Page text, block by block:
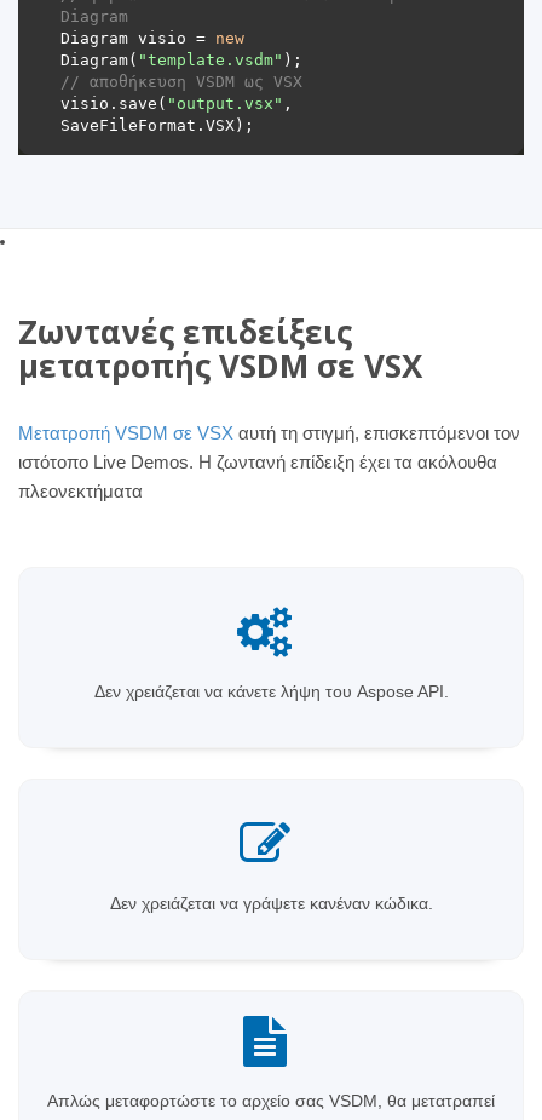
Diagram
Diagram visio = new
Diagram( "template.vsdm"
// αποθήκευση VSDM ως VSX
visio.save( "output.vsx" ,
Ζωντανές επιδείξεις
μετατροπής VSDM σε VSX
Μετατροπή VSDM σε VSX αυτή τη στιγμή, επισκεπτόμενοι τον
ιστότοπο Live Demos. Η ζωντανή επίδειξη έχει τα ακόλουθα
πλεονεκτήματα
Δεν χρειάζεται να κάνετε λήψη του Aspose API.
Δεν χρειάζεται να γράψετε κανέναν κώδικα.
Απλώς μεταφορτώστε το αρχείο σας VSDM, θα μετατραπεί